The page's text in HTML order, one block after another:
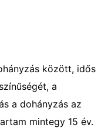
között, idős
a
a dohányzás az
mintegy 15 év.